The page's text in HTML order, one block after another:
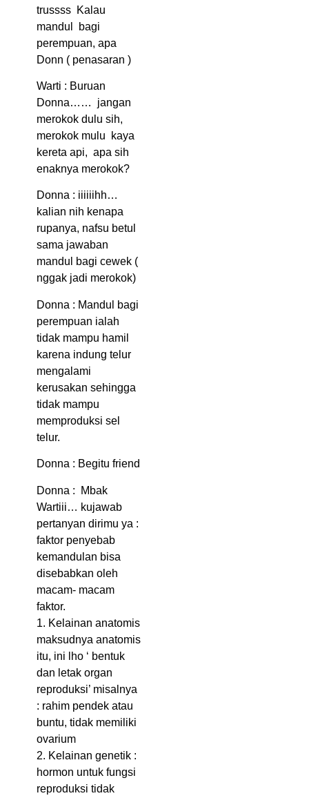
trussss Kalau
mandul bagi
perempuan, apa
Donn ( penasaran )
Warti : Buruan
Donna…… jangan
merokok dulu sih,
merokok mulu kaya
kereta api, apa sih
enaknya merokok?
Donna : iiiiiihh…
kalian nih kenapa
rupanya, nafsu betul
sama jawaban
mandul bagi cewek (
nggak jadi merokok)
Donna : Mandul bagi
perempuan ialah
tidak mampu hamil
karena indung telur
mengalami
kerusakan sehingga
tidak mampu
memproduksi sel
telur.
Donna : Begitu friend
Donna : Mbak
Wartiii… kujawab
pertanyan dirimu ya :
faktor penyebab
kemandulan bisa
disebabkan oleh
macam- macam
faktor.
1. Kelainan anatomis
maksudnya anatomis
itu, ini lho ‘ bentuk
dan letak organ
reproduksi’ misalnya
: rahim pendek atau
buntu, tidak memiliki
ovarium
2. Kelainan genetik :
hormon untuk fungsi
reproduksi tidak